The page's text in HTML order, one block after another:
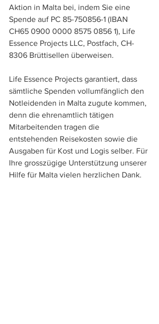
Aktion in Malta bei, indem Sie eine
Spende auf PC 85-750856-1 (IBAN
CH65 0900 0000 8575 0856 1), Life
Essence Projects LLC, Postfach, CH-
8306 Brüttisellen überweisen.
Life Essence Projects garantiert, dass
sämtliche Spenden vollumfänglich den
Notleidenden in Malta zugute kommen,
denn die ehrenamtlich tätigen
Mitarbeitenden tragen die
entstehenden Reisekosten sowie die
Ausgaben für Kost und Logis selber. Für
Ihre grosszügige Unterstützung unserer
Hilfe für Malta vielen herzlichen Dank.